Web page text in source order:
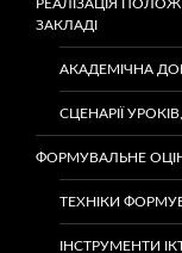
РЕАЛІЗАЦІЯ
ЗАКЛАДІ
АКАДЕМІЧНА
СЦЕНАРІЇ
ФОРМУВАЛЬНЕ
ТЕХНІКИ
ІНСТРУМЕНТИ